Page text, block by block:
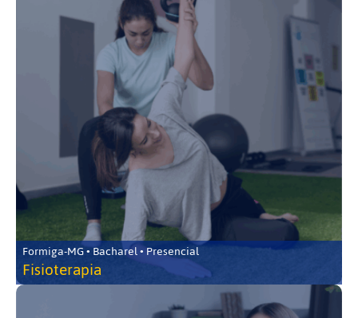
Formiga-MG • Bacharel • Presencial
Fisioterapia